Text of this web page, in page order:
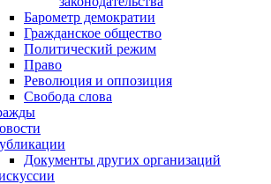
Барометр демократии
Гражданское общество
Политический режим
Право
Революция и оппозиция
Свобода слова
Документы других организаций